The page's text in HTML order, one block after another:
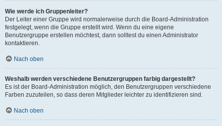
Wie werde ich Gruppenleiter?
Der Leiter einer Gruppe wird normalerweise durch die Board-Administration
festgelegt, wenn die Gruppe erstellt wird. Wenn du eine eigene
Benutzergruppe erstellen möchtest, dann solltest du einen Administrator
kontaktieren.
Nach oben
Weshalb werden verschiedene Benutzergruppen farbig dargestellt?
Es ist der Board-Administration möglich, den Benutzergruppen verschiedene
Farben zuzuteilen, so dass deren Mitglieder leichter zu identifizieren sind.
Nach oben